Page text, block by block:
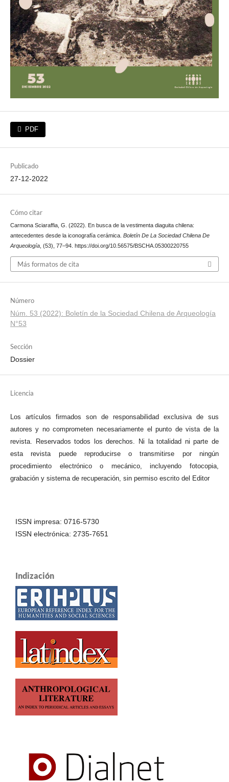
PDF
Publicado
27-12-2022
Cómo citar
Carmona Sciaraffia, G. (2022). En busca de la vestimenta diaguita chilena:
antecedentes desde la iconografía cerámica. Boletín De La Sociedad Chilena De
Arqueología, (53), 77–94. https://doi.org/10.56575/BSCHA.05300220755
Más formatos de cita
Número
Núm. 53 (2022): Boletín de la Sociedad Chilena de Arqueología
N°53
Sección
Dossier
Licencia
Los artículos firmados son de responsabilidad exclusiva de sus
autores y no comprometen necesariamente el punto de vista de la
revista. Reservados todos los derechos. Ni la totalidad ni parte de
esta revista puede reproducirse o transmitirse por ningún
procedimiento electrónico o mecánico, incluyendo fotocopia,
grabación y sistema de recuperación, sin permiso escrito del Editor
ISSN impresa: 0716-5730
ISSN electrónica: 2735-7651
Indización